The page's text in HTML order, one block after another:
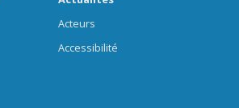
Acteurs
Accessibilité